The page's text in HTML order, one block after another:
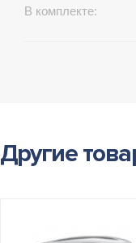
В комплекте:
Другие